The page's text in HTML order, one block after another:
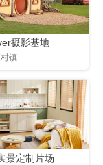
摄影基地
镇
景定制片场